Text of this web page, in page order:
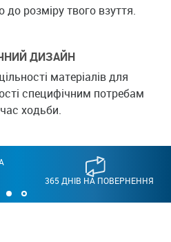
до розміру твого взуття.
ДИЗАЙН
матеріалів для
специфічним потребам
ходьби.
365 ДНІВ НА ПОВЕРНЕННЯ